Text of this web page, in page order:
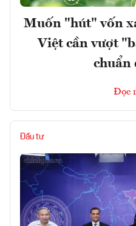
Muốn "hút" vốn
Việt cần vượt
chuẩn
Đọc
Đầu tư